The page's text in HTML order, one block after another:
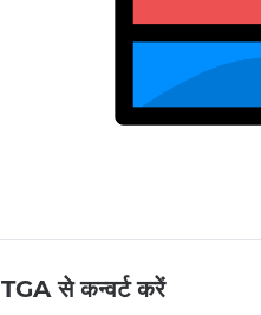
TGA से कन्वर्ट करें